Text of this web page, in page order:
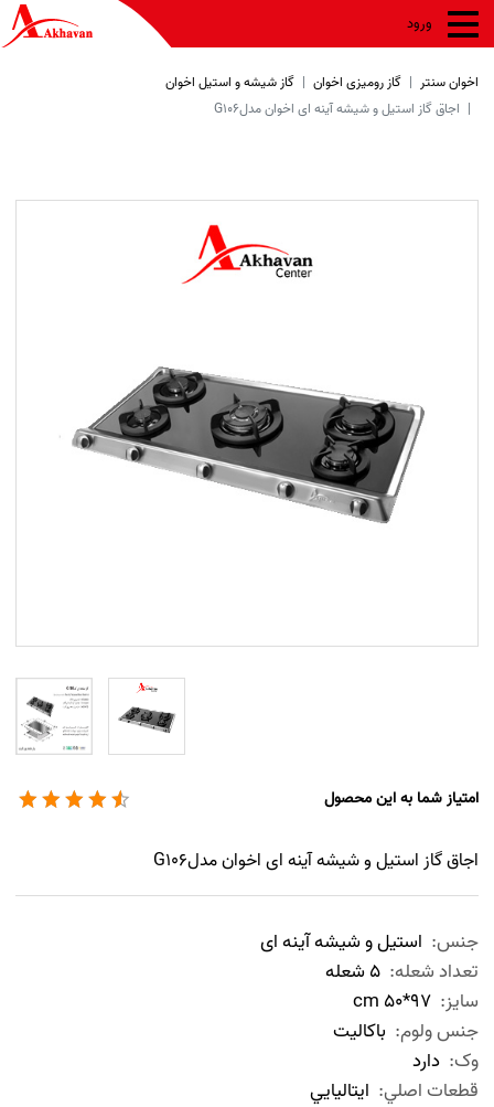
ورود
اخوان سنتر گاز رومیزی اخوان
گاز شیشه و استیل اخوان
اجاق گاز استیل و شیشه آینه ای اخوان مدلG106
امتیاز شما به این محصول
اجاق گاز استیل و شیشه آینه ای اخوان مدلG106
جنس: استیل و شیشه آینه ای
تعداد شعله: 5 شعله
سايز: 97*50 cm
جنس ولوم: باکالیت
وک: دارد
قطعات اصلي: ايتاليايي